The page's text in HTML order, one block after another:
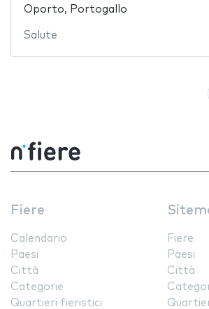
Oporto, Portogallo
Salute
Fiere
Calendario
Paesi
Città
Categorie
Quartieri fieristici
Fiere
Paesi
Città